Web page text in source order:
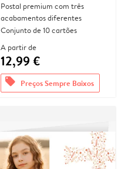
Postal premium com três
acabamentos diferentes
Conjunto de 10 cartões
A partir de
12,99 €
offers Preços Sempre Baixos